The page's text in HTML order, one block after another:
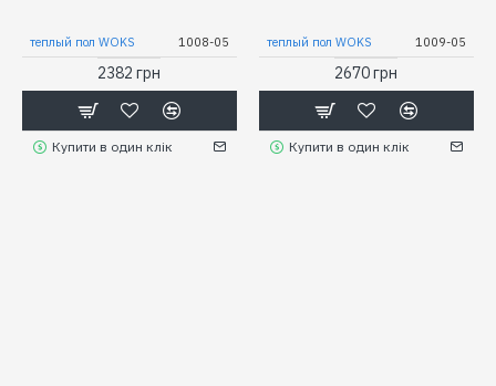
теплый пол WOKS 1008-05
2382 грн
Купити в один клік
теплый пол WOKS 1009-05
2670 грн
Купити в один клік